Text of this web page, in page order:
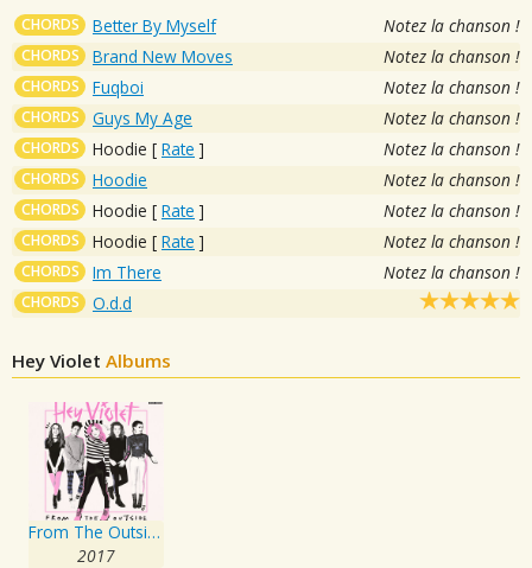
CHORDS Better By Myself Notez la chanson !
CHORDS Brand New Moves Notez la chanson !
CHORDS Fuqboi Notez la chanson !
CHORDS Guys My Age Notez la chanson !
CHORDS Hoodie [ Rate ] Notez la chanson !
CHORDS Hoodie Notez la chanson !
CHORDS Hoodie [ Rate ] Notez la chanson !
CHORDS Hoodie [ Rate ] Notez la chanson !
CHORDS Im There Notez la chanson !
CHORDS O.d.d
Hey Violet Albums
From The Outside
2017